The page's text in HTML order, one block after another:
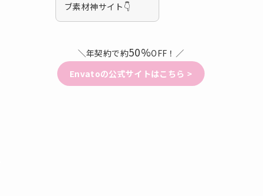
ブ素材神サイト👇
＼年契約で約50%OFF！／
Envatoの公式サイトはこちら >